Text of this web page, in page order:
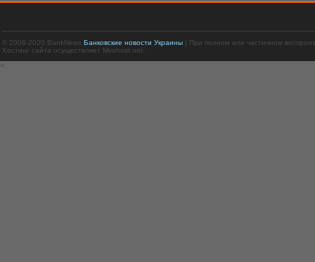
© 2008-2020 BankNews Банковские новости Украины| При полном или частичном
Хостинг сайта осуществляет Mirohost.net.
<